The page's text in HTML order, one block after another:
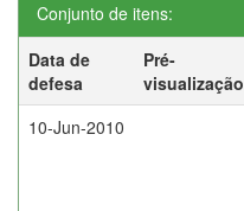
Conjunto de itens:
Data de
defesa
Pré-
visualização
10-Jun-2010